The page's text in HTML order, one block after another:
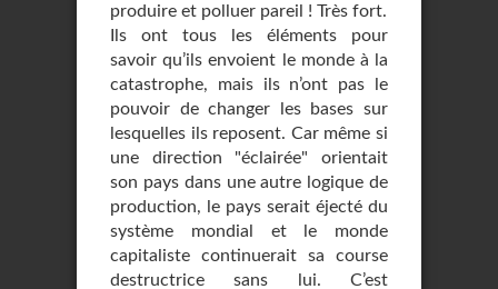
produire et polluer pareil ! Très fort.
Ils ont tous les éléments pour
savoir qu’ils envoient le monde à la
catastrophe, mais ils n’ont pas le
pouvoir de changer les bases sur
lesquelles ils reposent. Car même si
une direction "éclairée" orientait
son pays dans une autre logique de
production, le pays serait éjecté du
système mondial et le monde
capitaliste continuerait sa course
destructrice sans lui. C’est